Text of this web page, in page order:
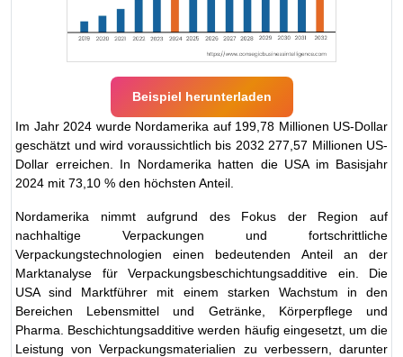
Beispiel herunterladen
Im Jahr 2024 wurde Nordamerika auf 199,78 Millionen US-Dollar
geschätzt und wird voraussichtlich bis 2032 277,57 Millionen US-
Dollar erreichen. In Nordamerika hatten die USA im Basisjahr
2024 mit 73,10 % den höchsten Anteil.
Nordamerika nimmt aufgrund des Fokus der Region auf
nachhaltige Verpackungen und fortschrittliche
Verpackungstechnologien einen bedeutenden Anteil an der
Marktanalyse für Verpackungsbeschichtungsadditive ein. Die
USA sind Marktführer mit einem starken Wachstum in den
Bereichen Lebensmittel und Getränke, Körperpflege und
Pharma. Beschichtungsadditive werden häufig eingesetzt, um die
Leistung von Verpackungsmaterialien zu verbessern, darunter